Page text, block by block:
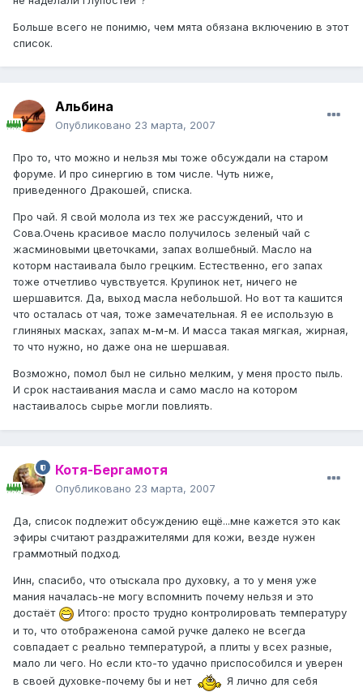
Больше всего не понимю, чем мята обязана включению в этот
список.
Альбина
Опубликовано 23 марта, 2007
Про то, что можно и нельзя мы тоже обсуждали на старом
форуме. И про синергию в том числе. Чуть ниже,
приведенного Дракошей, списка.
Про чай. Я свой молола из тех же рассуждений, что и
Сова.Очень красивое масло получилось зеленый чай с
жасминовыми цветочками, запах волшебный. Масло на
которм настаивала было грецким. Естественно, его запах
тоже отчетливо чувствуется. Крупинок нет, ничего не
шершавится. Да, выход масла небольшой. Но вот та кашится
что осталась от чая, тоже замечательная. Я ее использую в
глиняных масках, запах м-м-м. И масса такая мягкая, жирная,
то что нужно, но даже она не шершавая.
Возможно, помол был не сильно мелким, у меня просто пыль.
И срок настаивания масла и само масло на котором
настаивалось сырье могли повлиять.
Котя-Бергамотя
Опубликовано 23 марта, 2007
Да, список подлежит обсуждению ещё...мне кажется это как
эфиры считают раздражителями для кожи, везде нужен
граммотный подход.
Инн, спасибо, что отыскала про духовку, а то у меня уже
мания началась-не могу вспомнить почему нельзя и это
достаёт
Итого: просто трудно контролировать температуру
и то, что отображенона самой ручке далеко не всегда
совпадает с реально температурой, а плиты у всех разные,
мало ли чего. Но если кто-то удачно приспособился и уверен
в своей духовке-почему бы и нет
Я лично для себя